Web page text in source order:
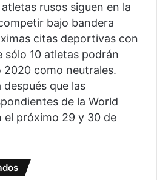
rusos siguen en la
bajo bandera
citas deportivas con
sólo 10 atletas podrán
2020 como neutrales.
que las
de la World
el próximo 29 y 30 de